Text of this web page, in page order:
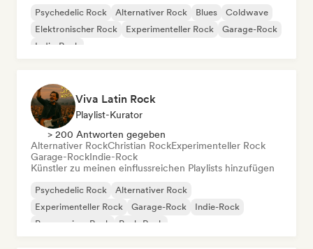
Psychedelic Rock Alternativer Rock Blues
Coldwave
Elektronischer Rock
Experimenteller Rock
Garage-Rock
Indie-Rock
Viva Latin Rock
Playlist-Kurator
> 200 Antworten gegeben
Alternativer RockChristian RockExperimenteller Rock
Garage-RockIndie-Rock
Künstler zu meinen einflussreichen Playlists hinzufügen
Psychedelic Rock
Alternativer Rock
Experimenteller Rock
Garage-Rock
Indie-Rock
Progressiver Rock
Punk-Rock